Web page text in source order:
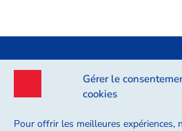
Gérer le
cookies
Pour offrir les meilleures expériences,